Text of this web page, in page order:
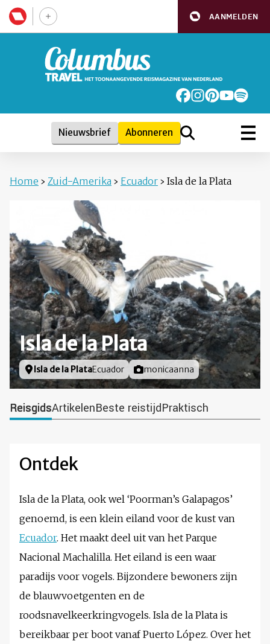
AANMELDEN
Nieuwsbrief Abonneren
Home › Zuid-Amerika › Ecuador › Isla de la Plata
Isla de la Plata
Locatie
Isla de la PlataEcuador Foto door
monicaanna
ReisgidsArtikelenBeste reistijdPraktisch
Ontdek
Isla de la Plata, ook wel ‘Poorman’s Galapagos’
genoemd, is een klein eiland voor de kust van
Ecuador. Het maakt deel uit van het Parque
Nacional Machalilla. Het eiland is een waar
paradijs voor vogels. Bijzondere bewoners zijn
de blauwvoetgenten en de
roodsnavelkeerkringvogels. Isla de la Plata is
bereikbaar per boot vanaf Puerto López. Over het